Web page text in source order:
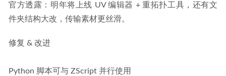
官方透露：明年将上线 UV 编辑器 + 重拓扑工具，还有文
件夹结构大改，传输素材更丝滑。
修复 & 改进
Python 脚本可与 ZScript 并行使用